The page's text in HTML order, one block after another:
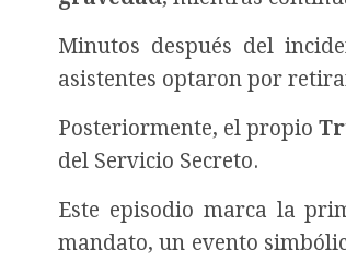
Minutos después del
asistentes optaron por
Posteriormente, el propio
del Servicio Secreto.
Este episodio marca la
mandato, un evento